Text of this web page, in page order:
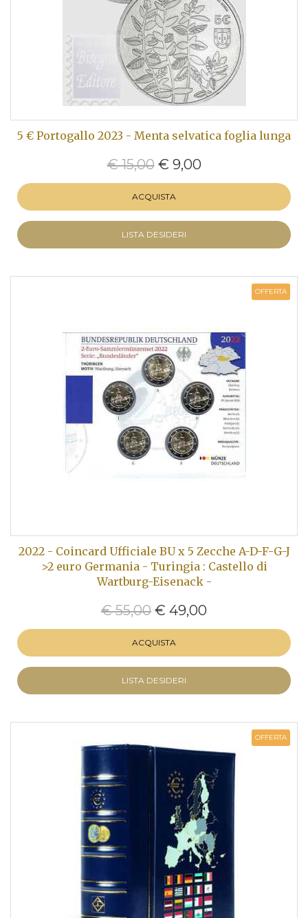
5 € Portogallo 2023 - Menta selvatica foglia lunga
€ 15,00€ 9,00
ACQUISTA
LISTA DESIDERI
OFFERTA
2022 - Coincard Ufficiale BU x 5 Zecche A-D-F-G-J
>2 euro Germania - Turingia : Castello di
Wartburg-Eisenack -
€ 55,00 € 49,00
ACQUISTA
LISTA DESIDERI
OFFERTA